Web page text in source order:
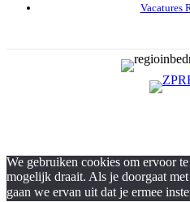
Vacatures
We gebruiken cookies om ervoor
mogelijk draait. Als je doorgaat
gaan we ervan uit dat je ermee